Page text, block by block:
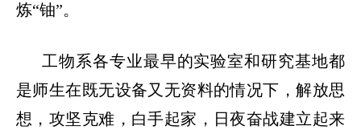
炼“铀”。
工物系各专业最早的实验室和研究基地都
是师生在既无设备又无资料的情况下，解放思
想，攻坚克难，白手起家，日夜奋战建立起来